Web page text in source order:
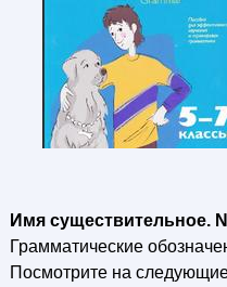
Имя существительное.
Грамматические
Посмотрите на